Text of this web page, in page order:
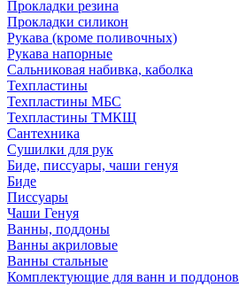
Прокладки резина
Прокладки силикон
Рукава (кроме поливочных)
Рукава напорные
Сальниковая набивка, каболка
Техпластины
Техпластины МБС
Техпластины ТМКЩ
Сантехника
Сушилки для рук
Биде, писсуары, чаши генуя
Биде
Писсуары
Чаши Генуя
Ванны, поддоны
Ванны акриловые
Ванны стальные
Комплектующие для ванн и поддонов